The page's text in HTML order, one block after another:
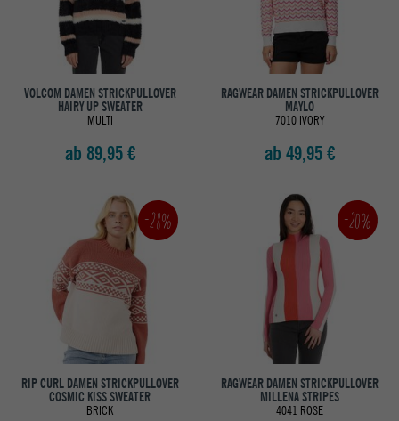
VOLCOM DAMEN STRICKPULLOVER
HAIRY UP SWEATER
MULTI
ab 89,95 €
RAGWEAR DAMEN STRICKPULLOVER
MAYLO
7010 IVORY
ab 49,95 €
-28%
RIP CURL DAMEN STRICKPULLOVER
COSMIC KISS SWEATER
BRICK
-20%
RAGWEAR DAMEN STRICKPULLOVER
MILLENA STRIPES
4041 ROSE